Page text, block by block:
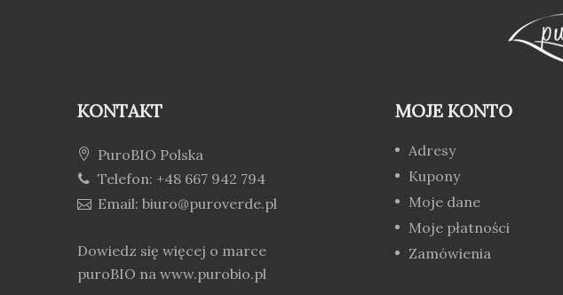
KONTAKT
PuroBIO Polska
Telefon: +48 667 942 794
Email: biuro@puroverde.pl
Dowiedz się więcej o marce
puroBIO na www.purobio.pl
MOJE KONTO
Adresy
Kupony
Moje dane
Moje płatności
Zamówienia